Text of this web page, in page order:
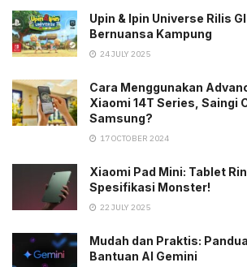
Upin & Ipin Universe Rilis
Bernuansa Kampung
24 JULY 2025
Cara Menggunakan
Xiaomi 14T Series, Saingi
Samsung?
17 OCTOBER 2024
Xiaomi Pad Mini: Tablet
Spesifikasi Monster!
22 JULY 2025
Mudah dan Praktis:
Bantuan AI Gemini